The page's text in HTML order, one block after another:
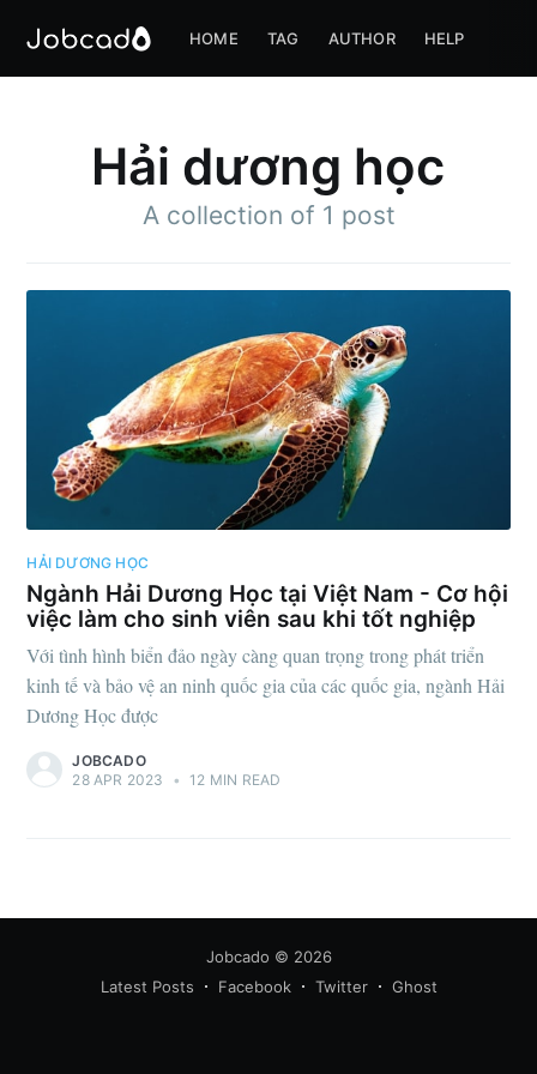
HOME TAG AUTHOR HELP
Hải dương học
A collection of 1 post
HẢI DƯƠNG HỌC
Ngành Hải Dương Học tại Việt Nam - Cơ hội
việc làm cho sinh viên sau khi tốt nghiệp
Với tình hình biển đảo ngày càng quan trọng trong phát triển
kinh tế và bảo vệ an ninh quốc gia của các quốc gia, ngành Hải
Dương Học được
JOBCADO
28 APR 2023
• 12 MIN READ
Jobcado © 2026
Latest Posts
Facebook Twitter Ghost
Subscribe to
Jobcado
Stay up to date! Get all the latest &
greatest posts delivered straight to
your inbox